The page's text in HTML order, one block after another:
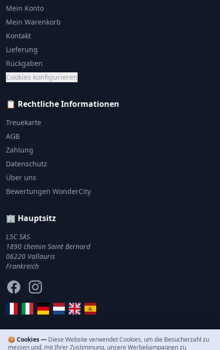
Mein Konto
Mein Warenkorb
Kontakt
Lieferung
Rückgaben
Cookies konfigurieren
📋 Rechtliche Informationen
Treuekarte
AGB
Zahlung
Datenschutz
Über uns
Bewertungen WonderCity
🏢 Hauptsitz
L5C SAS
1890 chemin Saint Bernard
06220 Vallauris
Frankreich
FacebookInstagram
🍪 Cookies — Diese Website verwendet Cookies, um die Besucherzahl zu
messen und, mit Ihrer Zustimmung, unsere Werbekampagnen zu